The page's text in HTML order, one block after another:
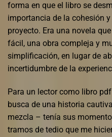
forma en que el libro se
importancia de la cohesión
proyecto. Era una novela
fácil, una obra compleja y
simplificación, en lugar de
incertidumbre de la
Para un lector como libro
busca de una historia
mezcla – tenía sus
tramos de tedio que me